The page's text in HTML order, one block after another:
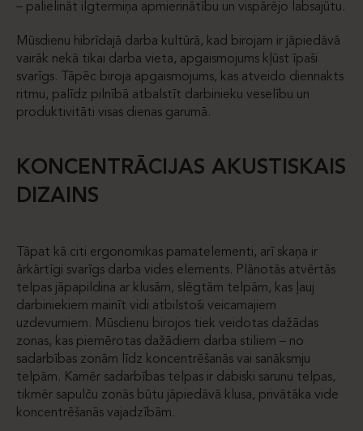
– palielināt ilgtermiņa apmierinātību un vispārējo labsajūtu.
Mūsdienu hibrīdajā darba kultūrā, kad birojam ir jāpiedāvā
vairāk nekā tikai darba vieta, apgaismojums kļūst īpaši
svarīgs. Tāpēc biroja apgaismojums, kas atveido diennakts
ritmu, palīdz pilnībā atbalstīt darbinieku veselību un
produktivitāti visas dienas garumā.
KONCENTRĀCIJAS AKUSTISKAIS
DIZAINS
Tāpat kā citi ergonomikas pamatelementi, arī skaņa ir
ārkārtīgi svarīgs darba vides elements. Plānotās atvērtās
telpas jāpapildina ar klusām, slēgtām telpām, kas ļauj
darbiniekiem mainīt vidi atbilstoši veicamajiem
uzdevumiem. Mūsdienu birojos tiek veidotas dažādas
zonas, kas piemērotas dažādiem darba stiliem – no
sadarbības zonām līdz koncentrēšanās vai sanāksmju
telpām. Kamēr sadarbības telpas ir dabiski sarunu telpas,
tikmēr sapulču zonās būtu jāpiedāvā klusa, privātāka vide
koncentrēšanās vajadzībām.